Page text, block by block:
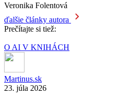
Veronika Folentová
ďalšie články autora
Prečítajte si tiež:
O AI V KNIHÁCH
Martinus.sk
23. júla 2026